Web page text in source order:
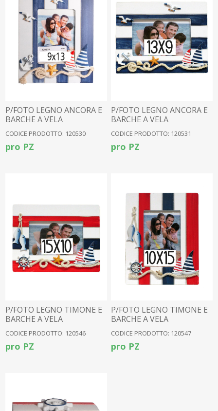
P/FOTO LEGNO ANCORA E
BARCHE A VELA
CODICE PRODOTTO: 120530
pro PZ
P/FOTO LEGNO ANCORA E
BARCHE A VELA
CODICE PRODOTTO: 120531
pro PZ
P/FOTO LEGNO TIMONE E
BARCHE A VELA
CODICE PRODOTTO: 120546
pro PZ
P/FOTO LEGNO TIMONE E
BARCHE A VELA
CODICE PRODOTTO: 120547
pro PZ